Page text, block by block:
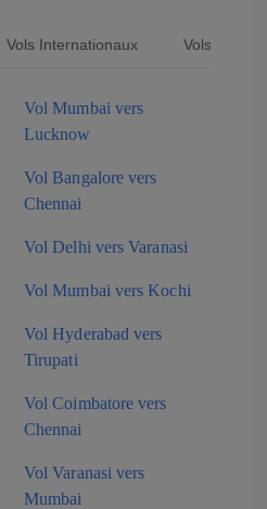
Vols Internationaux Vols
Vol Mumbai vers
Lucknow
Vol Bangalore vers
Chennai
Vol Delhi vers Varanasi
Vol Mumbai vers Kochi
Vol Hyderabad vers
Tirupati
Vol Coimbatore vers
Chennai
Vol Varanasi vers
Mumbai